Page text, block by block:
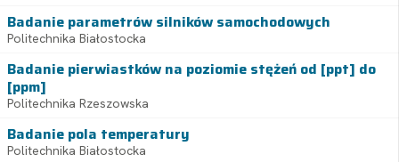
Badanie parametrów silników samochodowych
Politechnika Białostocka
Badanie pierwiastków na poziomie stężeń od [ppt] do
[ppm]
Politechnika Rzeszowska
Badanie pola temperatury
Politechnika Białostocka